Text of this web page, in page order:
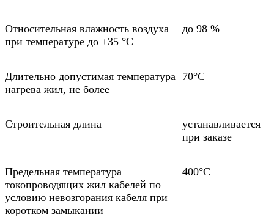
Относительная влажность воздуха
при температуре до +35 °С
до 98 %
Длительно допустимая температура
нагрева жил, не более
70°С
Строительная длина
устанавливается
при заказе
Предельная температура
токопроводящих жил кабелей по
условию невозгорания кабеля при
коротком замыкании
400°С